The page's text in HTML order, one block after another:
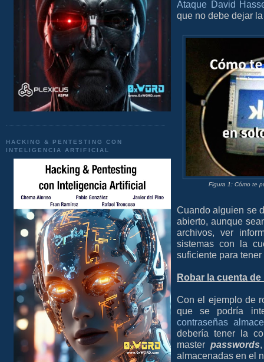
HACKING & PENTESTING CON
INTELIGENCIA ARTIFICIAL
Ataque David
que no debe dejar
Figura 1: Cómo te
Cuando alguien se
abierto, aunque
archivos, ver
sistemas con la
suficiente para
Robar la cuenta
Con el ejemplo de
que se podría
contraseñas
debería tener la
master passwords
almacenadas en el